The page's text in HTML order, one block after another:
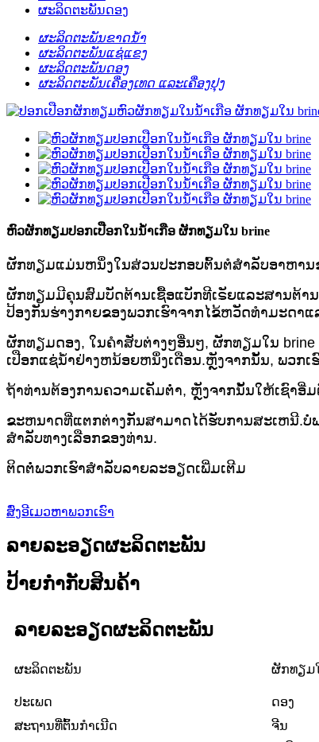
ຜະລິດຕະພັນດອງ
ຜະລິດຕະພັນຂາດນ້ໍາ
ຜະລິດຕະພັນແຊ່ແຂງ
ຜະລິດຕະພັນດອງ
ຜະລິດຕະພັນເຄື່ອງເທດ ແລະເຄື່ອງປຸງ
ຫົວຜັກທຽມປອກເປືອກໃນນ້ໍາເກືອ ຜັກທຽມໃນ brine
ຜັກທຽມແມ່ນຫນຶ່ງໃນສ່ວນປະກອບຕົ້ນຕໍສໍາລັບອາຫານ
ຜັກທຽມມີຄຸນສົມບັດຕ້ານເຊື້ອແບັກທີເຣັຍແລະສານຕ້າ
ປ້ອງກັນຮ່າງກາຍຂອງພວກເຮົາຈາກໄຂ້ຫວັດທໍາມະດາ
ຜັກທຽມດອງ, ໃນຄໍາສັບຕ່າງໆອື່ນໆ, ຜັກທຽມໃນ
ເປືອກແຊ່ນ້ໍາຢ່າງຫນ້ອຍຫນຶ່ງເດືອນ.ຫຼັງຈາກນັ້ນ, ພວກ
ຖ້າທ່ານຕ້ອງການຄວາມເຄັມຕ່ໍາ, ຫຼັງຈາກນັ້ນໃຫ້ເຊົາອີ່ມ
ຂະຫນາດທີ່ແຕກຕ່າງກັນສາມາດໄດ້ຮັບການສະເຫນີ.
ສໍາ​ລັບ​ທາງ​ເລືອກ​ຂອງ​ທ່ານ​.
ຕິດຕໍ່ພວກເຮົາສໍາລັບລາຍລະອຽດເພີ່ມເຕີມ
ສົ່ງອີເມວຫາພວກເຮົາ
ລາຍລະອຽດຜະລິດຕະພັນ
ປ້າຍກຳກັບສິນຄ້າ
ລາຍ​ລະ​ອຽດ​ຜະ​ລິດ​ຕະ​ພັນ
ຜະລິດຕະພັນ ຜັກທຽມ
ປະເພດ
ດອງ
ສະ​ຖານ​ທີ່​ຕົ້ນ​ກໍາ​ເນີດ
ຈີນ